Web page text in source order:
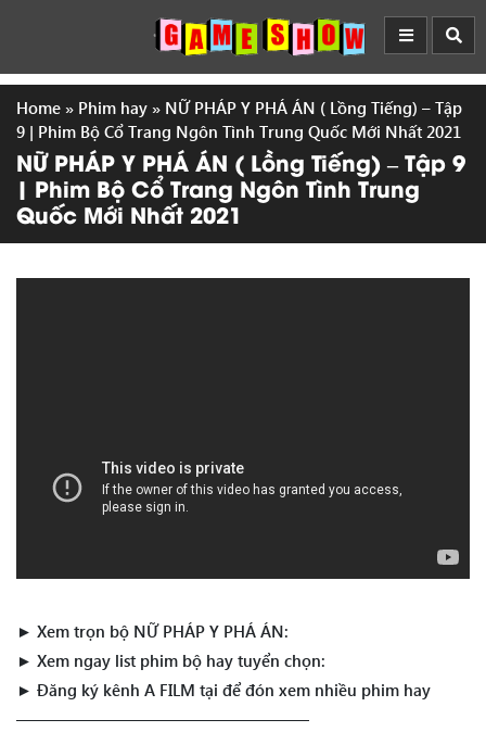
Home » Phim hay » NỮ PHÁP Y PHÁ ÁN ( Lồng Tiếng) – Tập
9 | Phim Bộ Cổ Trang Ngôn Tình Trung Quốc Mới Nhất 2021
NỮ PHÁP Y PHÁ ÁN ( Lồng Tiếng) – Tập 9
| Phim Bộ Cổ Trang Ngôn Tình Trung
Quốc Mới Nhất 2021
► Xem trọn bộ NỮ PHÁP Y PHÁ ÁN:
► Xem ngay list phim bộ hay tuyển chọn:
► Đăng ký kênh A FILM tại để đón xem nhiều phim hay
——————————————————